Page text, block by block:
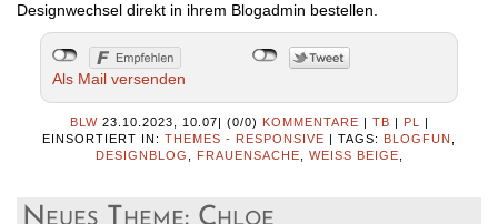
Designwechsel direkt in ihrem Blogadmin bestellen.
Als Mail versenden
BLW 23.10.2023, 10.07 (0/0) KOMMENTARE TB PL
EINSORTIERT IN: THEMES - RESPONSIVE TAGS: BLOGFUN
DESIGNBLOG
FRAUENSACHE WEISS BEIGE
Neues Theme: Chloe